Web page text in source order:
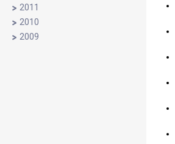
2011
2010
2009